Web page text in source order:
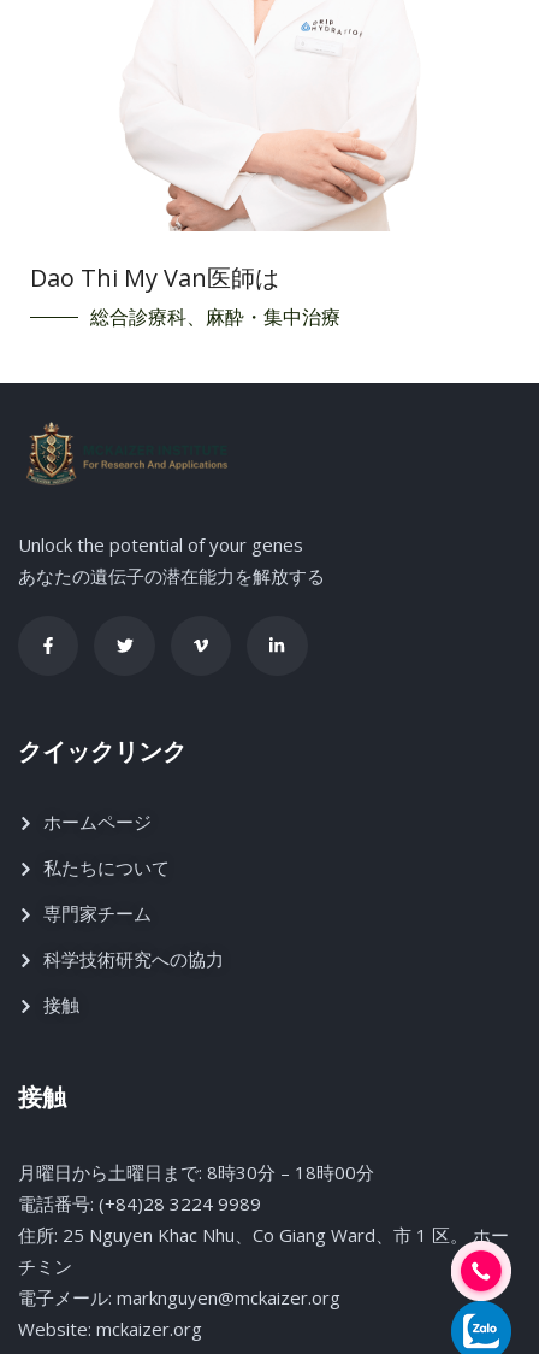
Dao Thi My Van医師は
総合診療科、麻酔・集中治療
Unlock the potential of your genes
あなたの遺伝子の潜在能力を解放する
クイックリンク
ホームページ
私たちについて
専門家チーム
科学技術研究への協力
接触
接触
月曜日から土曜日まで: 8時30分 – 18時00分
電話番号: (+84)28 3224 9989
住所: 25 Nguyen Khac Nhu、Co Giang Ward、市 1 区。 ホー
チミン
電子メール: marknguyen@mckaizer.org
Website: mckaizer.org